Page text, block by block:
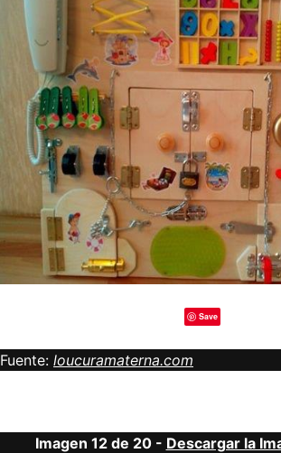
Save
Fuente: loucuramaterna.com
Imagen 12 de 20 - Descargar la